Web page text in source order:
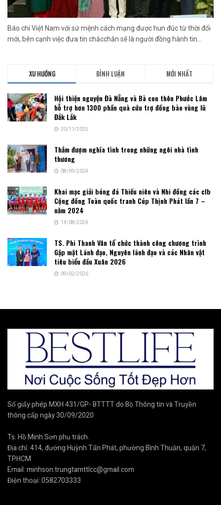
Báo chí Việt Nam với sứ mệnh cách mạng được hun đúc từ thời đổi
mới, bên cạnh việc đưa tin chắcchắn sẽ là người đồng hành tin...
XU HƯỚNG BÌNH LUẬN MỚI NHẤT
Hội thiện nguyện Đà Nẵng và Bà con thôn Phước Lâm
hỗ trợ hơn 1300 phần quà cứu trợ đồng bào vùng lũ
Đắk Lắk
30/11/2025
Thắm đượm nghĩa tình trong những ngôi nhà tình
thương
08/09/2024
Khai mạc giải bóng đá Thiếu niên và Nhi đồng các clb
Cộng đồng Toàn quốc tranh Cúp Thịnh Phát lần 7 –
năm 2024
14/08/2024
TS. Phi Thanh Vân tổ chức thành công chương trình
Gặp mặt Lãnh đạo, Nguyên lãnh đạo và các Nhân vật
tiêu biểu đầu Xuân 2026
09/02/2026
Số giấy phép MXH 431/GP- BTTTT do Bộ Thông tin và Truyền
thông cấp ngày 30/09/2020
Ts. Hồ Minh Sơn phụ trách.
Địa chỉ: 414, đường Huỳnh Tấn Phát, phường Bình Thuận, quận 7,
TP.HCM
Email:minhson.trungtamttlcc@gmail.com
Điện thoại:0582703333